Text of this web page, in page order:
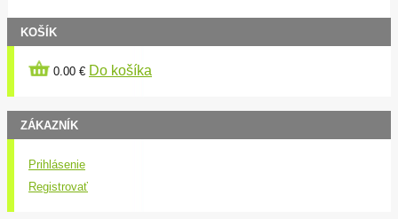
KOŠÍK
0.00 € Do košíka
ZÁKAZNÍK
Prihlásenie
Registrovať